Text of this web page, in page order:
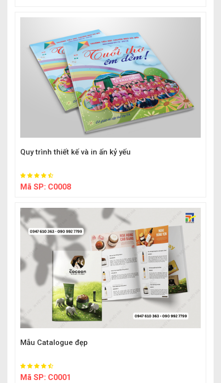
Quy trình thiết kế và in ấn kỷ yếu
Mã SP: C0008
Mẫu Catalogue đẹp
Mã SP: C0001